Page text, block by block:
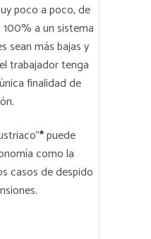
poco a poco, de
a un sistema
sean más bajas y
trabajador tenga
finalidad de
*puede
como la
casos de despido